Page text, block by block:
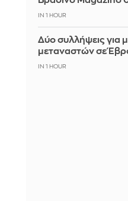
IN 1 HOUR
Δύο συλλήψεις για
μεταναστών σε
IN 1 HOUR